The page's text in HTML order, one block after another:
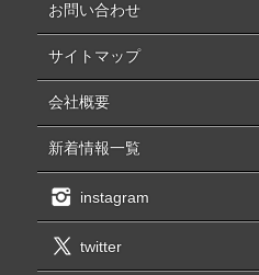
お問い合わせ
サイトマップ
会社概要
新着情報一覧
instagram
twitter